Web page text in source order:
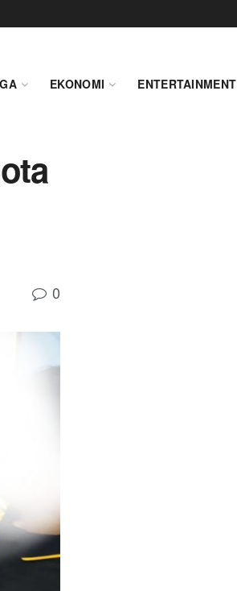
EKONOMI ENTERTAINMENT
0